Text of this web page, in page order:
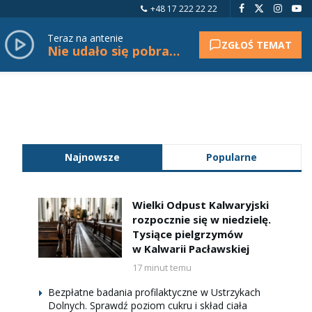
+48 17 222 22 22
Teraz na antenie
Nie udało się pobrać tytułu. ZGŁOŚ TEMAT
Najnowsze Popularne
Wielki Odpust Kalwaryjski
rozpocznie się w niedzielę.
Tysiące pielgrzymów
w Kalwarii Pacławskiej
17 minut temu
Bezpłatne badania profilaktyczne w Ustrzykach
Dolnych. Sprawdź poziom cukru i skład ciała